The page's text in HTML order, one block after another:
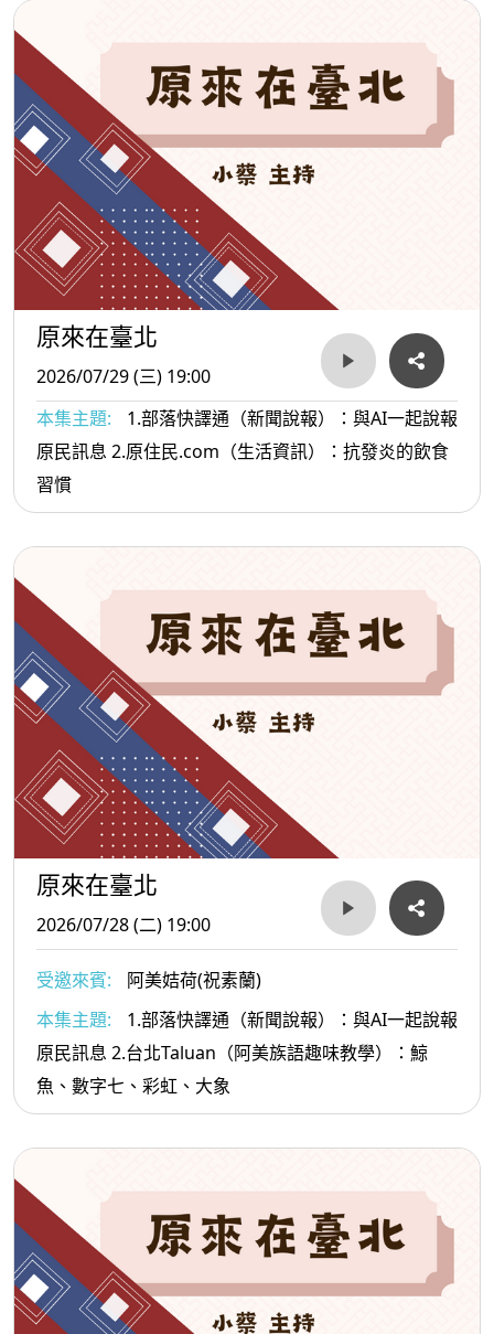
原來在臺北
2026/07/29 (三) 19:00
本集主題:
1.部落快譯通（新聞說報）：與AI一起說報
原民訊息 2.原住民.com（生活資訊）：抗發炎的飲食
習慣
原來在臺北
2026/07/28 (二) 19:00
受邀來賓:
阿美姞荷(祝素蘭)
本集主題:
1.部落快譯通（新聞說報）：與AI一起說報
原民訊息 2.台北Taluan（阿美族語趣味教學）：鯨
魚、數字七、彩虹、大象